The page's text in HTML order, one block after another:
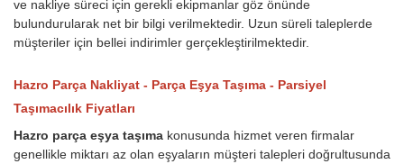
ve nakliye süreci için gerekli ekipmanlar göz önünde
bulundurularak net bir bilgi verilmektedir. Uzun süreli taleplerde
müşteriler için bellei indirimler gerçekleştirilmektedir.
Hazro Parça Nakliyat - Parça Eşya Taşıma - Parsiyel
Taşımacılık Fiyatları
Hazro parça eşya taşıma konusunda hizmet veren firmalar
genellikle miktarı az olan eşyaların müşteri talepleri doğrultusunda